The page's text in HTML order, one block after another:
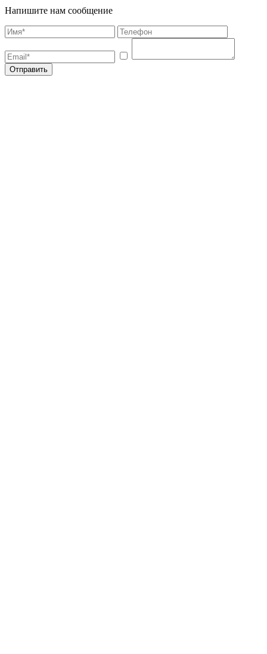
Напишите нам сообщение
Отправить